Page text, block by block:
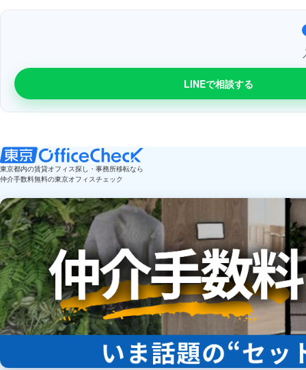
LINEで相談する
東京都内の賃貸オフィス探し・事務所移転なら
仲介手数料無料の東京オフィスチェック